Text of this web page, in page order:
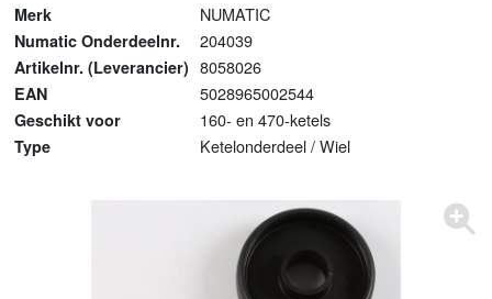
Merk NUMATIC
Numatic Onderdeelnr. 204039
Artikelnr. (Leverancier) 8058026
EAN 5028965002544
Geschikt voor 160- en 470-ketels
Type Ketelonderdeel / Wiel